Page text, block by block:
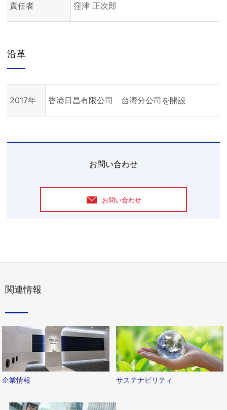
責任者 窪津 正次郎
沿革
2017年 香港日昌有限公司 台湾分公司を開設
お問い合わせ
お問い合わせ
関連情報
企業情報 サステナビリティ